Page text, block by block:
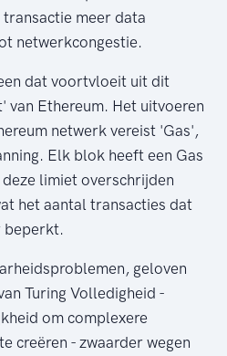
meer data
netwerkcongestie.
dat voortvloeit uit dit
van Ethereum. Het uitvoeren
netwerk vereist 'Gas',
Elk blok heeft een Gas
limiet overschrijden
het aantal transacties dat
beperkt.
geloven
Turing Volledigheid -
om complexere
creëren - zwaarder wegen